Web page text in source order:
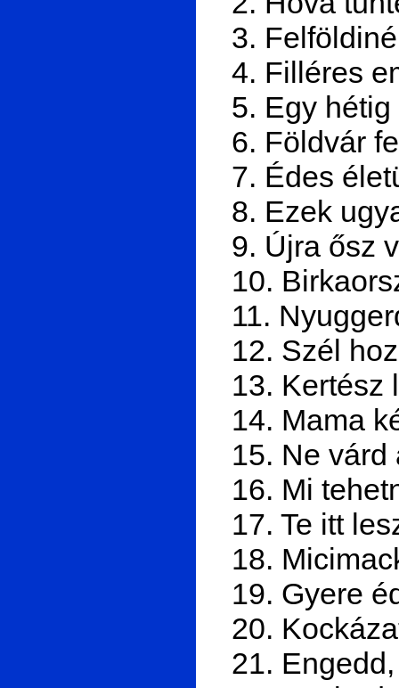
3.
4. Filléres
5. Egy hétig
6. Földvár
7. Édes
8. Ezek
9. Újra ősz
10.
11.
12. Szél
13. Kertész
14. Mama
15. Ne várd
16. Mi
17. Te itt
18.
19. Gyere
20.
21.